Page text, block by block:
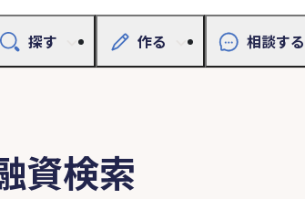
探す 作る 相談する
資検索